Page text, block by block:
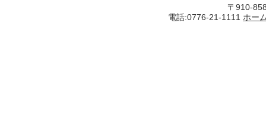
〒910-
電話:0776-21-1111 ホー